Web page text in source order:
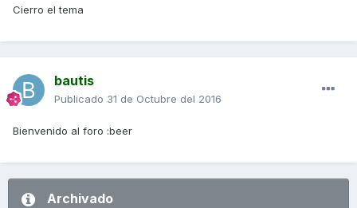
Cierro el tema
bautis
Publicado 31 de Octubre del 2016
Bienvenido al foro :beer
Archivado